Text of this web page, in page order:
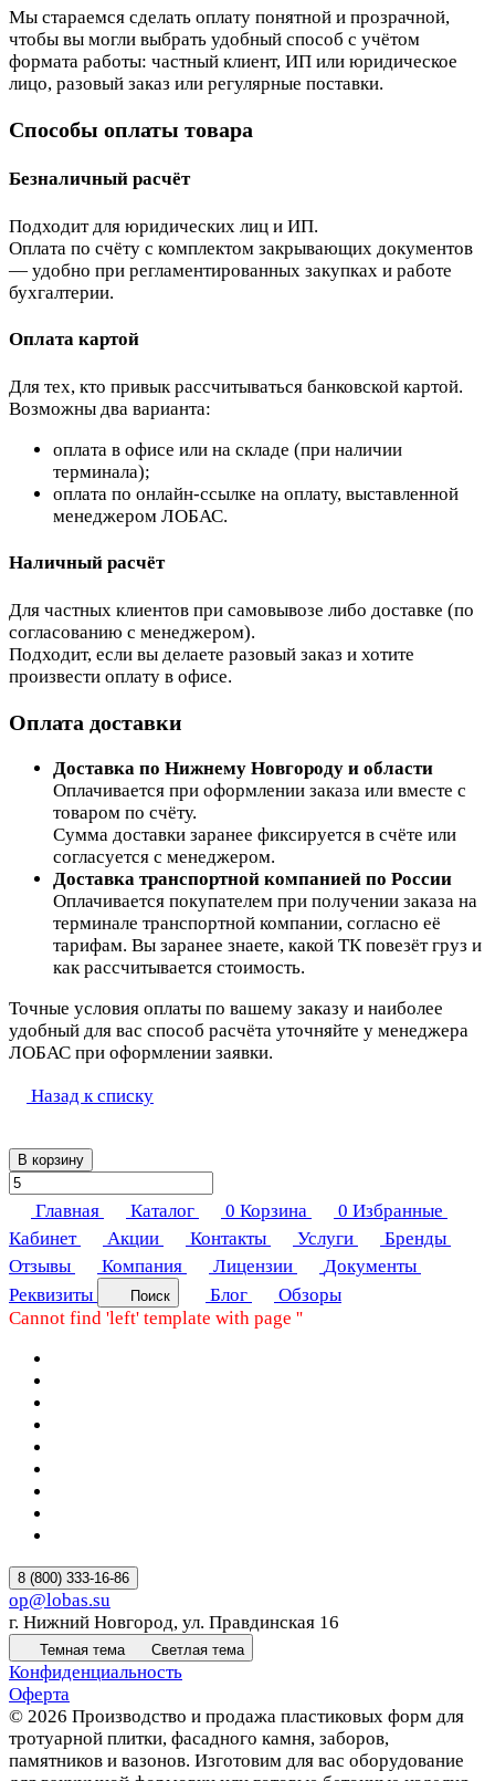
Мы стараемся сделать оплату понятной и прозрачной,
чтобы вы могли выбрать удобный способ с учётом
формата работы: частный клиент, ИП или юридическое
лицо, разовый заказ или регулярные поставки.
Способы оплаты товара
Безналичный расчёт
Подходит для юридических лиц и ИП.
Оплата по счёту с комплектом закрывающих документов
— удобно при регламентированных закупках и работе
бухгалтерии.
Оплата картой
Для тех, кто привык рассчитываться банковской картой.
Возможны два варианта:
оплата в офисе или на складе (при наличии
терминала);
оплата по онлайн-ссылке на оплату, выставленной
менеджером ЛОБАС.
Наличный расчёт
Для частных клиентов при самовывозе либо доставке (по
согласованию с менеджером).
Подходит, если вы делаете разовый заказ и хотите
произвести оплату в офисе.
Оплата доставки
Доставка по Нижнему Новгороду и области
Оплачивается при оформлении заказа или вместе с
товаром по счёту.
Сумма доставки заранее фиксируется в счёте или
согласуется с менеджером.
Доставка транспортной компанией по России
Оплачивается покупателем при получении заказа на
терминале транспортной компании, согласно её
тарифам. Вы заранее знаете, какой ТК повезёт груз и
как рассчитывается стоимость.
Точные условия оплаты по вашему заказу и наиболее
удобный для вас способ расчёта уточняйте у менеджера
ЛОБАС при оформлении заявки.
Назад к списку
В корзину
Главная Каталог 0 Корзина 0 Избранные
Кабинет
Акции Контакты Услуги
Бренды
Отзывы
Компания Лицензии
Документы
Реквизиты
Поиск Блог
Обзоры
Cannot find 'left' template with page ''
8 (800) 333-16-86
op@lobas.su
г. Нижний Новгород, ул. Правдинская 16
Темная тема Светлая тема
Конфиденциальность
Оферта
© 2026 Производство и продажа пластиковых форм для
тротуарной плитки, фасадного камня, заборов,
памятников и вазонов. Изготовим для вас оборудование